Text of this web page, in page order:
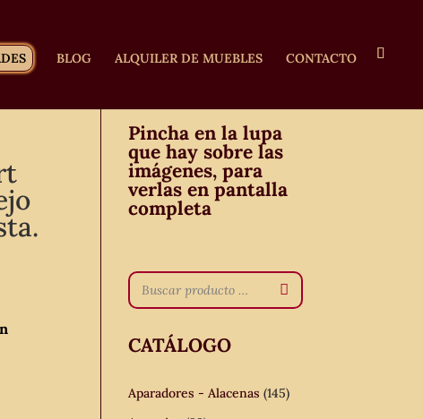
BLOG ALQUILER DE MUEBLES CONTACTO
Pincha en la lupa
que hay sobre las
imágenes, para
verlas en pantalla
completa
CATÁLOGO
Aparadores - Alacenas (145)